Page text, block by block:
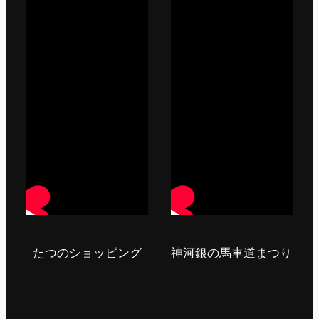
たつのショッピング 神河銀の馬車道まつり